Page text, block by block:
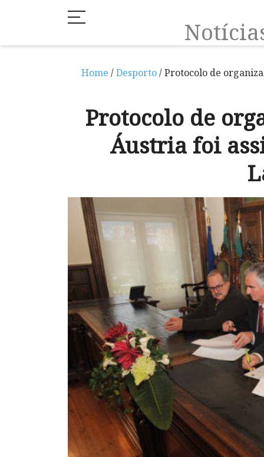
Home /Desporto/ Protocolo de
Protocolo de
Áustria foi